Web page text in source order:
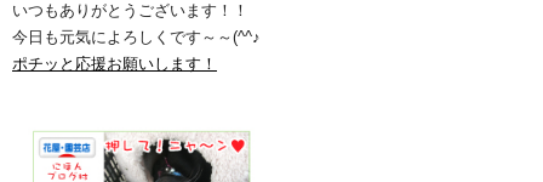
いつもありがとうございます！！
今日も元気によろしくです～～(^^♪
ポチッと応援お願いします！